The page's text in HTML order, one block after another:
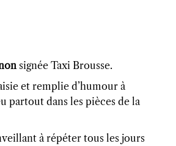
signée Taxi Brousse.
et remplie d’humour à
partout dans les pièces de la
à répéter tous les jours